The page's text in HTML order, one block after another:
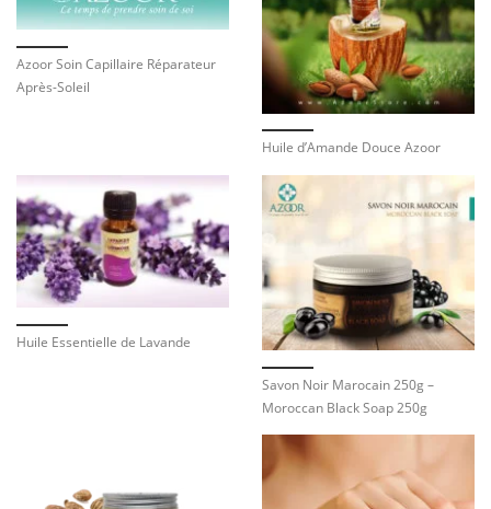
Azoor Soin Capillaire Réparateur
Après-Soleil
Huile d’Amande Douce Azoor
Huile Essentielle de Lavande
Savon Noir Marocain 250g –
Moroccan Black Soap 250g